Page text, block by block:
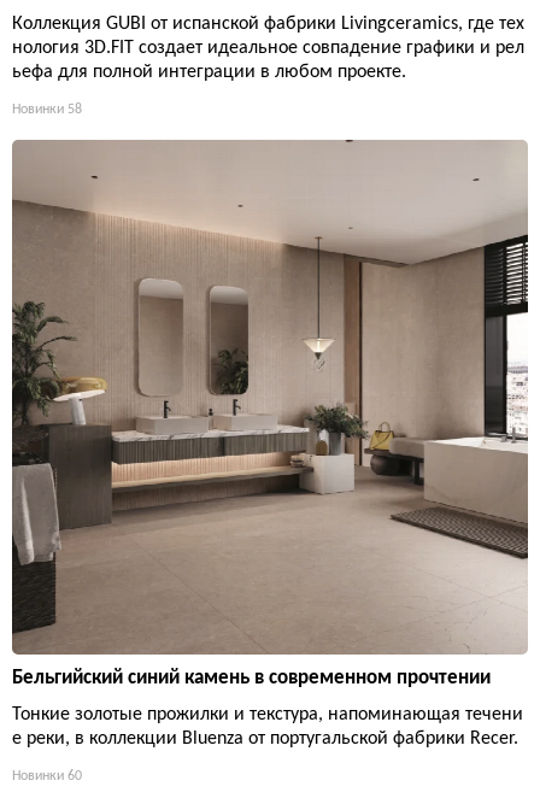
Коллекция GUBI от испанской фабрики Livingceramics, где тех
нология 3D.FIT создает идеальное совпадение графики и рел
ьефа для полной интеграции в любом проекте.
Новинки 58
Бельгийский синий камень в современном прочтении
Тонкие золотые прожилки и текстура, напоминающая течени
е реки, в коллекции Bluenza от португальской фабрики Recer.
Новинки 60